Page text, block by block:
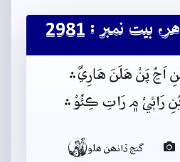
نمبر : 2981
اَڃُ پَنْ هَلَنَ هَارِيٌ﮶
رَائٖيْ م﮼ رَاتِ ڪِئُوْ﮶
گنج ڏانھن ھلو